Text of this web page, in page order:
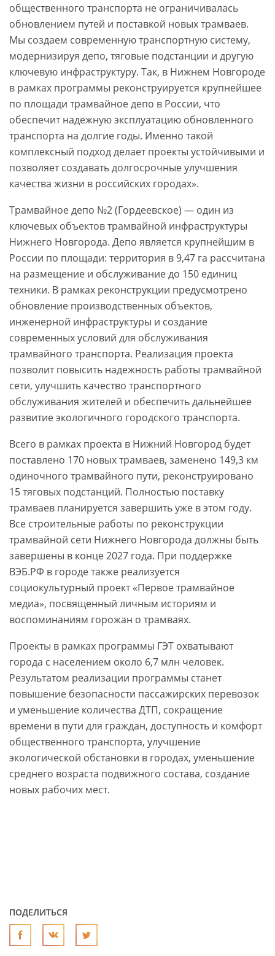
общественного транспорта не ограничивалась
обновлением путей и поставкой новых трамваев.
Мы создаем современную транспортную систему,
модернизируя депо, тяговые подстанции и другую
ключевую инфраструктуру. Так, в Нижнем Новгороде
в рамках программы реконструируется крупнейшее
по площади трамвайное депо в России, что
обеспечит надежную эксплуатацию обновленного
транспорта на долгие годы. Именно такой
комплексный подход делает проекты устойчивыми и
позволяет создавать долгосрочные улучшения
качества жизни в российских городах».
Трамвайное депо №2 (Гордеевское) — один из
ключевых объектов трамвайной инфраструктуры
Нижнего Новгорода. Депо является крупнейшим в
России по площади: территория в 9,47 га рассчитана
на размещение и обслуживание до 150 единиц
техники. В рамках реконструкции предусмотрено
обновление производственных объектов,
инженерной инфраструктуры и создание
современных условий для обслуживания
трамвайного транспорта. Реализация проекта
позволит повысить надежность работы трамвайной
сети, улучшить качество транспортного
обслуживания жителей и обеспечить дальнейшее
развитие экологичного городского транспорта.
Всего в рамках проекта в Нижний Новгород будет
поставлено 170 новых трамваев, заменено 149,3 км
одиночного трамвайного пути, реконструировано
15 тяговых подстанций. Полностью поставку
трамваев планируется завершить уже в этом году.
Все строительные работы по реконструкции
трамвайной сети Нижнего Новгорода должны быть
завершены в конце 2027 года. При поддержке
ВЭБ.РФ в городе также реализуется
социокультурный проект «Первое трамвайное
медиа», посвященный личным историям и
воспоминаниям горожан о трамваях.
Проекты в рамках программы ГЭТ охватывают
города с населением около 6,7 млн человек.
Результатом реализации программы станет
повышение безопасности пассажирских перевозок
и уменьшение количества ДТП, сокращение
времени в пути для граждан, доступность и комфорт
общественного транспорта, улучшение
экологической обстановки в городах, уменьшение
среднего возраста подвижного состава, создание
новых рабочих мест.
ПОДЕЛИТЬСЯ